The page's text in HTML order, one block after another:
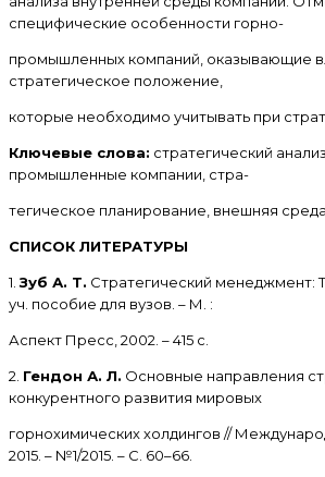
специфические особенности горно-
промышленных компаний, оказывающие
стратегическое положение,
которые необходимо учитывать при
Ключевые слова: стратегический
промышленные компании, стра-
тегическое планирование, внешняя
СПИСОК ЛИТЕРАТУРЫ
1.Зуб А. Т. Стратегический менеджмент:
уч. пособие для вузов. – М. :
Аспект Пресс, 2002. – 415 с.
2. Гендон А. Л. Основные направления
конкурентного развития мировых
горнохимических холдингов //
2015. – №1/2015. – С. 60–66.